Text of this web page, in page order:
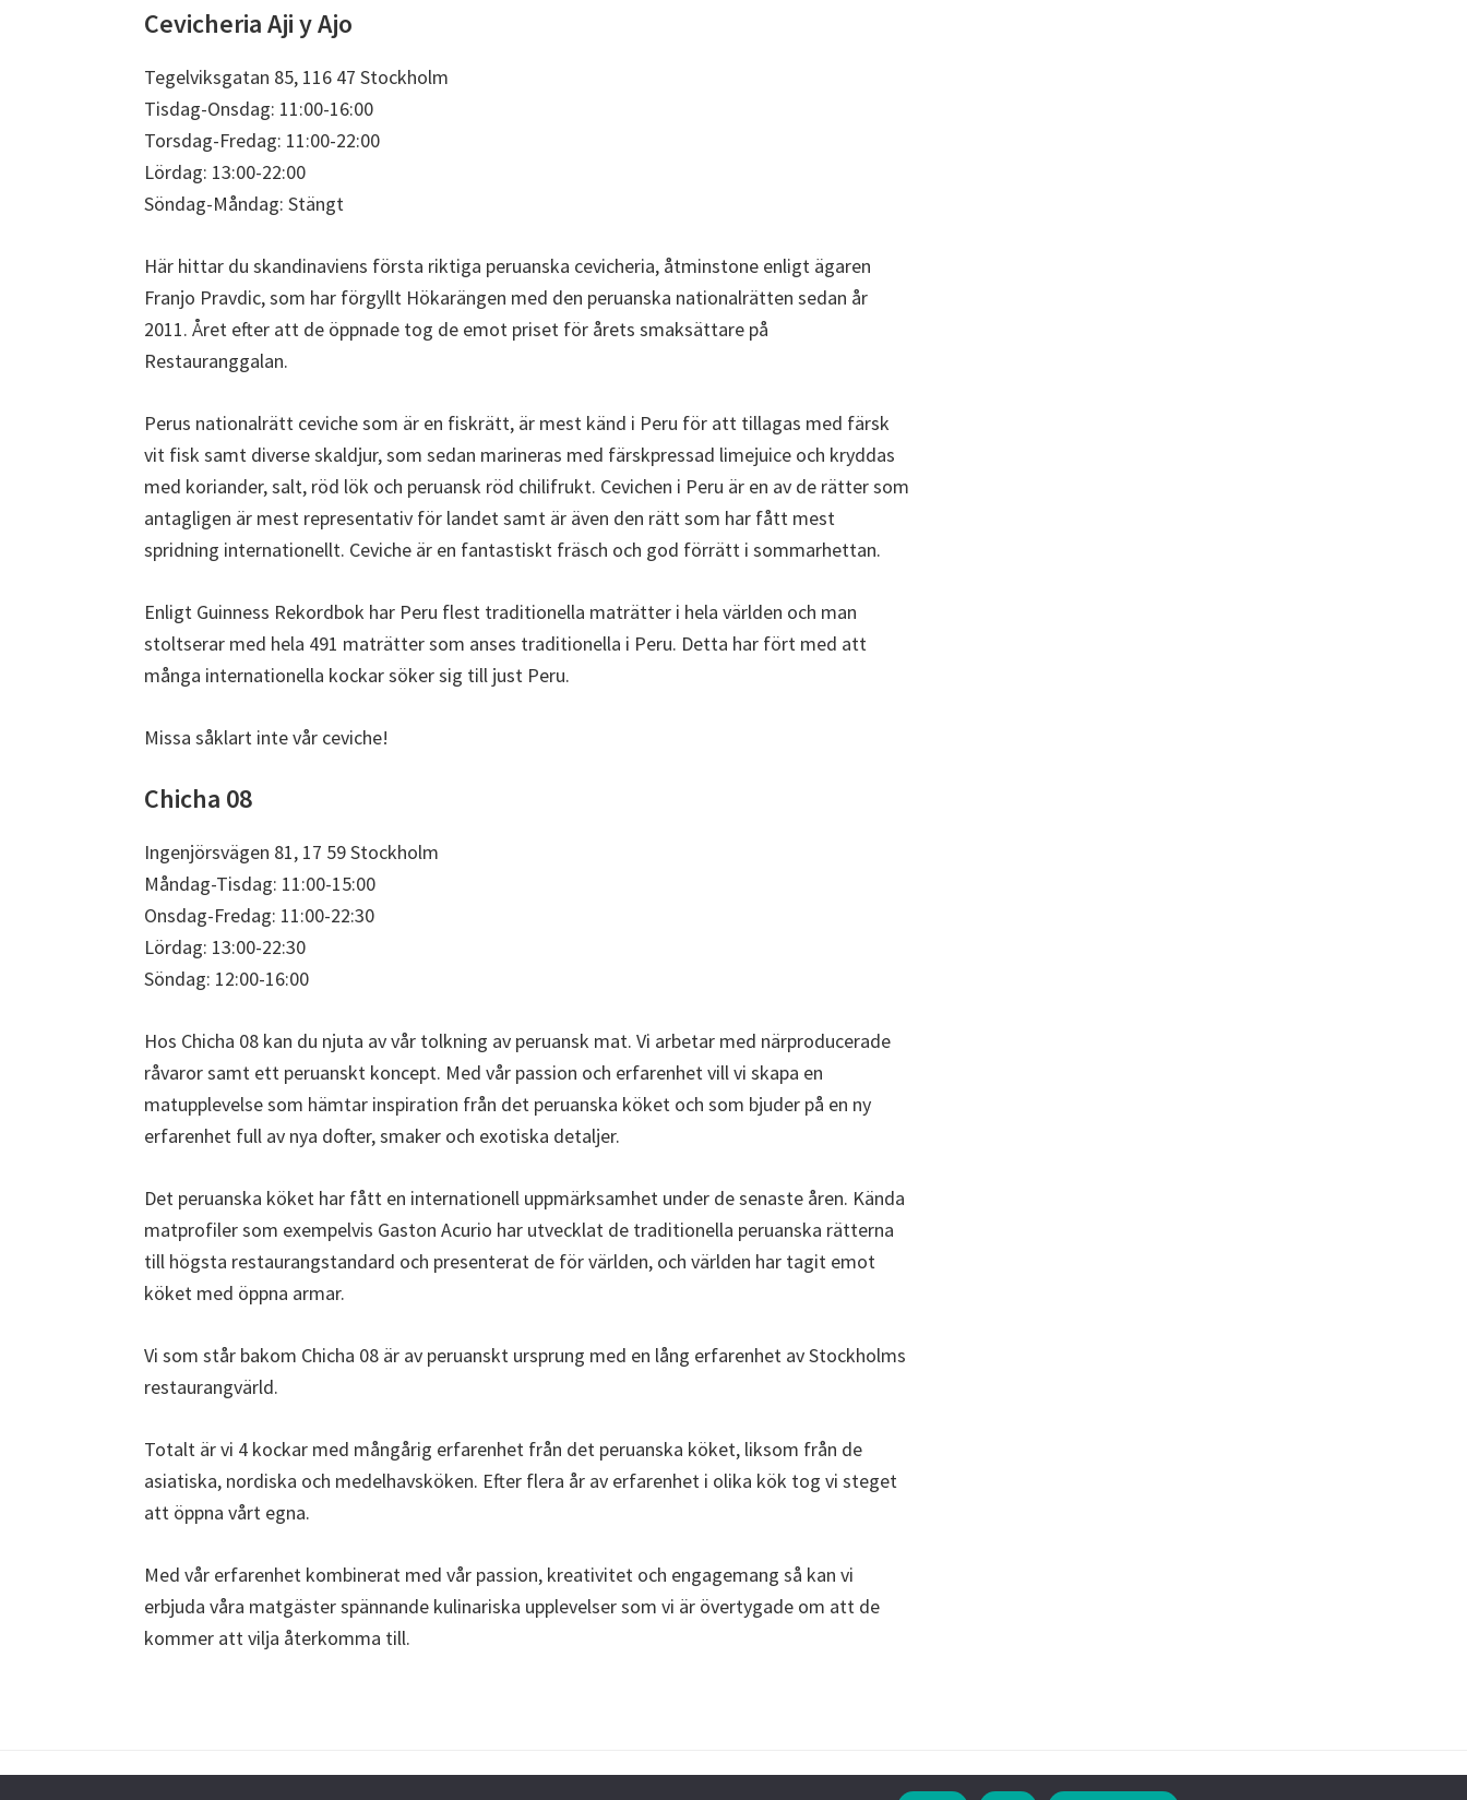
Cevicheria Aji y Ajo
Tegelviksgatan 85, 116 47 Stockholm
Tisdag-Onsdag: 11:00-16:00
Torsdag-Fredag: 11:00-22:00
Lördag: 13:00-22:00
Söndag-Måndag: Stängt
Här hittar du skandinaviens första riktiga peruanska cevicheria, åtminstone enligt ägaren
Franjo Pravdic, som har förgyllt Hökarängen med den peruanska nationalrätten sedan år
2011. Året efter att de öppnade tog de emot priset för årets smaksättare på
Restauranggalan.
Perus nationalrätt ceviche som är en fiskrätt, är mest känd i Peru för att tillagas med färsk
vit fisk samt diverse skaldjur, som sedan marineras med färskpressad limejuice och kryddas
med koriander, salt, röd lök och peruansk röd chilifrukt. Cevichen i Peru är en av de rätter som
antagligen är mest representativ för landet samt är även den rätt som har fått mest
spridning internationellt. Ceviche är en fantastiskt fräsch och god förrätt i sommarhettan.
Enligt Guinness Rekordbok har Peru flest traditionella maträtter i hela världen och man
stoltserar med hela 491 maträtter som anses traditionella i Peru. Detta har fört med att
många internationella kockar söker sig till just Peru.
Missa såklart inte vår ceviche!
Chicha 08
Ingenjörsvägen 81, 17 59 Stockholm
Måndag-Tisdag: 11:00-15:00
Onsdag-Fredag: 11:00-22:30
Lördag: 13:00-22:30
Söndag: 12:00-16:00
Hos Chicha 08 kan du njuta av vår tolkning av peruansk mat. Vi arbetar med närproducerade
råvaror samt ett peruanskt koncept. Med vår passion och erfarenhet vill vi skapa en
matupplevelse som hämtar inspiration från det peruanska köket och som bjuder på en ny
erfarenhet full av nya dofter, smaker och exotiska detaljer.
Det peruanska köket har fått en internationell uppmärksamhet under de senaste åren. Kända
matprofiler som exempelvis Gaston Acurio har utvecklat de traditionella peruanska rätterna
till högsta restaurangstandard och presenterat de för världen, och världen har tagit emot
köket med öppna armar.
Vi som står bakom Chicha 08 är av peruanskt ursprung med en lång erfarenhet av Stockholms
restaurangvärld.
Totalt är vi 4 kockar med mångårig erfarenhet från det peruanska köket, liksom från de
asiatiska, nordiska och medelhavsköken. Efter flera år av erfarenhet i olika kök tog vi steget
att öppna vårt egna.
Med vår erfarenhet kombinerat med vår passion, kreativitet och engagemang så kan vi
erbjuda våra matgäster spännande kulinariska upplevelser som vi är övertygade om att de
kommer att vilja återkomma till.